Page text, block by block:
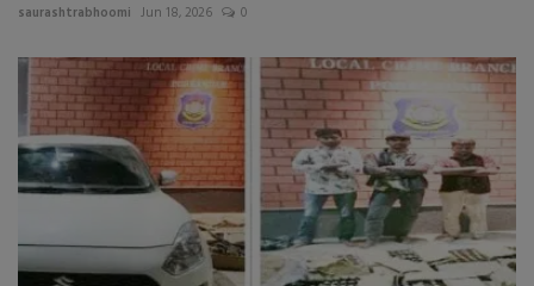
saurashtrabhoomi Jun 18, 2026 0